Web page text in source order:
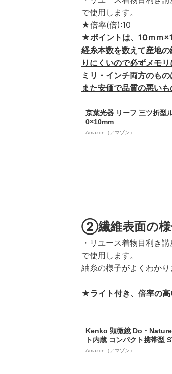
で使用します。
★倍率(倍):10
★ポイントは、10ｍｍ
経糸本数を数えて産地
りにくいので必ずメモリ
ミリ・インチ両方のも
また安価で品質の悪い
京葉光器 リーフ 三ツ折型
0×10mm
Amazon（アマゾン）
②繊維表面の様
・リユース着物目利き
で使用します。
紬糸の様子がよくわかり
★ライト付き、倍率の高
Kenko 顕微鏡 Do・
ト内蔵 コンパクト携帯型
Amazon（アマゾン）